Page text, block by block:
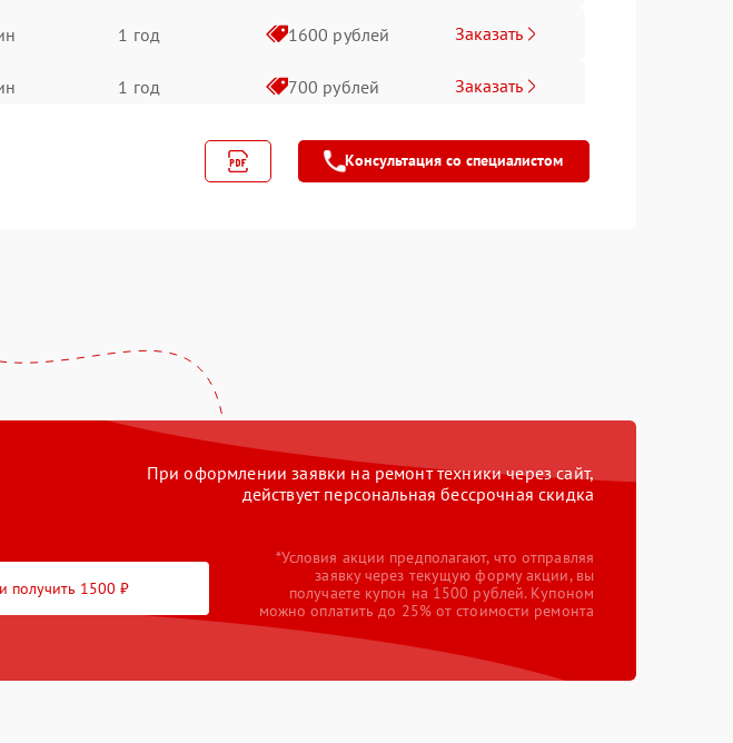
1 год 1600 рублей Заказать
1 год 700 рублей Заказать
900 рублей Заказать
3 года 650 рублей Заказать
3 года 1200 рублей Заказать
3 года 650 рублей Заказать
590 рублей
Консультация со специалистом
При оформлении заявки на ремонт техники через сайт,
действует персональная бессрочная скидка
получить 1500 ₽
*Условия акции предполагают, что отправляя
заявку через текущую форму акции, вы
получаете купон на 1500 рублей. Купоном
можно оплатить до 25% от стоимости ремонта